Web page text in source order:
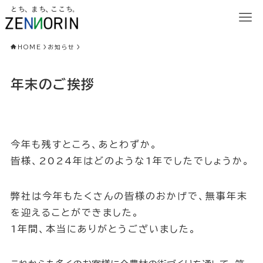
HOME お知らせ
年末のご挨拶
今年も残すところ、あとわずか。
皆様、2024年はどのような1年でしたでしょうか。
弊社は今年もたくさんの皆様のおかげで、無事年末
を迎えることができました。
1年間、本当にありがとうございました。